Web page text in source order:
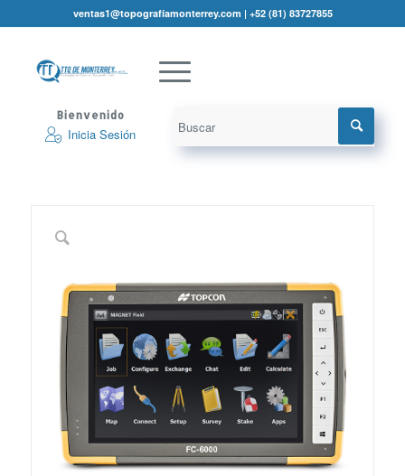
ventas1@topografíamonterrey.com | +52 (81) 83727855
Bienvenido
Inicia Sesión